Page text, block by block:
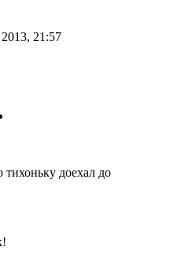
21:57
тихоньку доехал до